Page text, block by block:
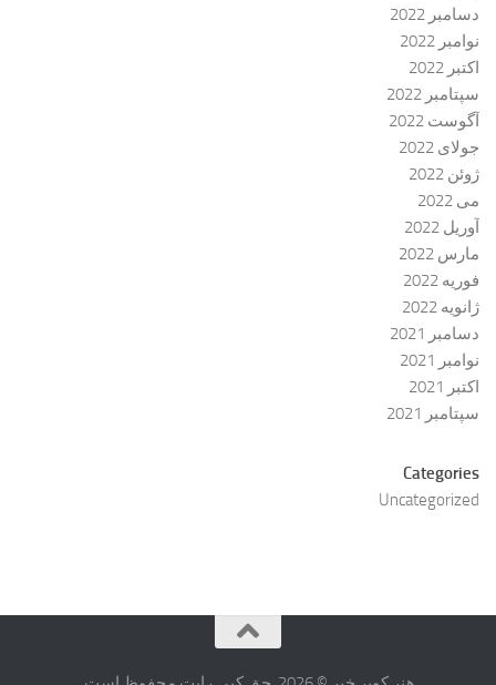
دسامبر 2022
نوامبر 2022
اکتبر 2022
سپتامبر 2022
آگوست 2022
جولای 2022
ژوئن 2022
می 2022
آوریل 2022
مارس 2022
فوریه 2022
ژانویه 2022
دسامبر 2021
نوامبر 2021
اکتبر 2021
سپتامبر 2021
Categories
Uncategorized